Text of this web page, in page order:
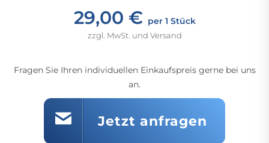
29,00 € per 1 Stück
zzgl. MwSt. und Versand
Fragen Sie Ihren individuellen Einkaufspreis gerne bei uns
an.
Jetzt anfragen